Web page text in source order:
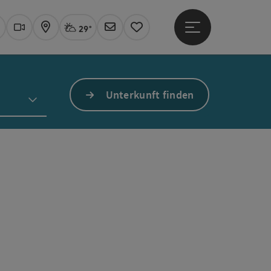
Webcams
KarteAktuelles Wetter Linz, stark bewölkt
29°
Newsletter
Merkzettel
Hauptmenü öffnen
Unterkunft finden